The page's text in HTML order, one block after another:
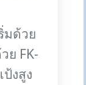
มด้วย
ย FK-
งสูง